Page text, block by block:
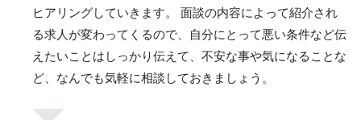
ヒアリングしていきます。 面談の内容によって紹介され
る求人が変わってくるので、自分にとって悪い条件など伝
えたいことはしっかり伝えて、不安な事や気になることな
ど、なんでも気軽に相談しておきましょう。